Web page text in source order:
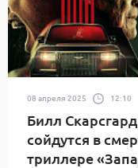
08 апреля 2025 12:10
Билл
сойдутся в
триллере